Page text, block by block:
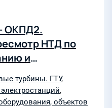
ОКПД2.
НТД по
и
расходов
ОП
турбины. ГТУ,
,
объектов